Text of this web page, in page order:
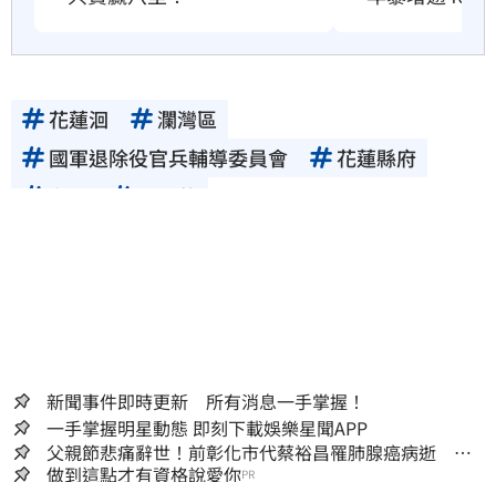
花蓮洄
瀾灣區
國軍退除役官兵輔導委員會
花蓮縣府
台開
邱于芸
新聞事件即時更新 所有消息一手掌握！
一手掌握明星動態 即刻下載娛樂星聞APP
父親節悲痛辭世！前彰化市代蔡裕昌罹肺腺癌病逝 享
壽71歲
做到這點才有資格說愛你PR